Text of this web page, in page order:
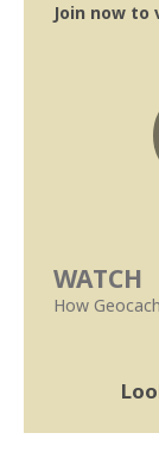
Join now
WATCH
How